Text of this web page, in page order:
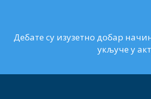
Дебате су изузетно добар
укључе у